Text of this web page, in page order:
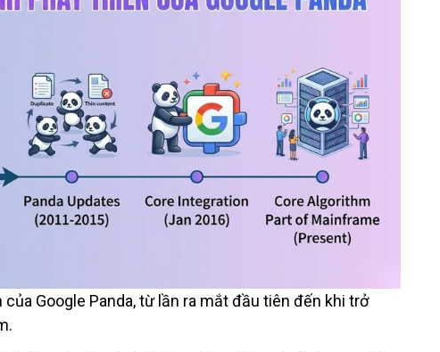
Google Panda, từ lần ra mắt đầu tiên đến khi trở